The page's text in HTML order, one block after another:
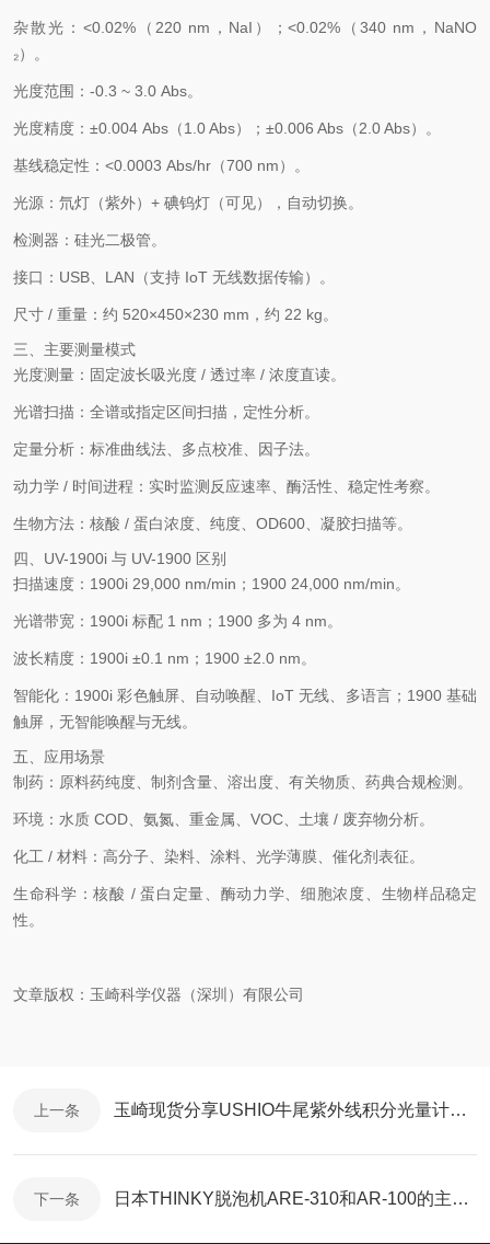
杂散光 ：<0.02%（220 nm，NaI）；<0.02%（340 nm，NaNO
₂）。
光度范围 ：-0.3 ~ 3.0 Abs。
光度精度 ：±0.004 Abs（1.0 Abs）；±0.006 Abs（2.0 Abs）。
基线稳定性 ：<0.0003 Abs/hr（700 nm）。
光源 ：氘灯（紫外）+ 碘钨灯（可见）， 自动切换。
检测器 ：硅光二极管。
接口 ：USB、LAN（支持 IoT 无线数据传输）。
尺寸 / 重量 ：约 520×450×230 mm，约 22 kg。
三、主要测量模式
光度测量 ：固定波长吸光度 / 透过率 / 浓度直读。
光谱扫描 ：全谱或指定区间扫描，定性分析。
定量分析 ：标准曲线法、多点校准、因子法。
动力学 / 时间进程 ：实时监测反应速率、酶活性、稳定性考察。
生物方法 ：核酸 / 蛋白浓度、纯度、OD600、凝胶扫描等。
四、UV-1900i 与 UV-1900 区别
扫描速度 ：1900i 29,000 nm/min；1900 24,000 nm/min。
光谱带宽 ：1900i 标配 1 nm；1900 多为 4 nm。
波长精度 ：1900i ±0.1 nm；1900 ±2.0 nm。
智能化 ：1900i 彩色触屏、自动唤醒、IoT 无线、多语言；1900 基础
触屏，无智能唤醒与无线。
五、应用场景
制药 ：原料药纯度、制剂含量、溶出度、有关物质、药典合规检测。
环境 ：水质 COD、氨氮、重金属、VOC、土壤 / 废弃物分析。
化工 / 材料 ：高分子、染料、涂料、光学薄膜、催化剂表征。
生命科学 ：核酸 / 蛋白定量、酶动力学、细胞浓度、生物样品稳定
性。
文章版权：玉崎科学仪器（深圳）有限公司
上一条 玉崎现货分享USHIO牛尾紫外线积分光量计UIT-250
下一条 日本THINKY脱泡机ARE-310和AR-100的主要区别在哪？